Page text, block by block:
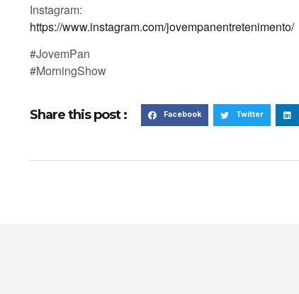
Instagram:
https://www.instagram.com/jovempanentretenimento/
#JovemPan
#MorningShow
Share this post : Facebook Twitter